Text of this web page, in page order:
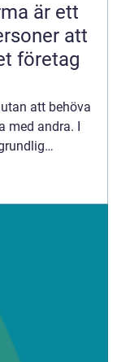
är ett
att
företag
att behöva
med andra. I